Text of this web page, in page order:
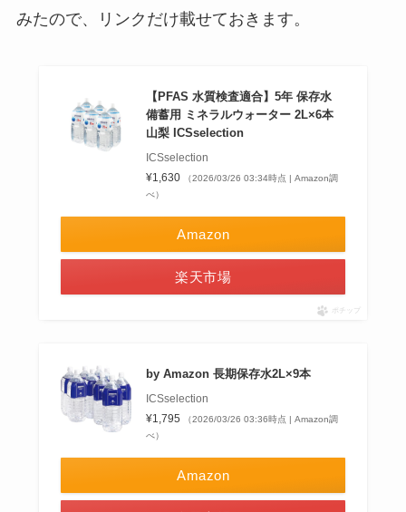
みたので、リンクだけ載せておきます。
【PFAS 水質検査適合】5年 保存水
備蓄用 ミネラルウォーター 2L×6本
山梨 ICSselection
ICSselection
¥1,630
（2026/03/26 03:34時点 | Amazon調
べ）
Amazon
楽天市場
ポチップ
by Amazon 長期保存水2L×9本
ICSselection
¥1,795
（2026/03/26 03:36時点 | Amazon調
べ）
Amazon